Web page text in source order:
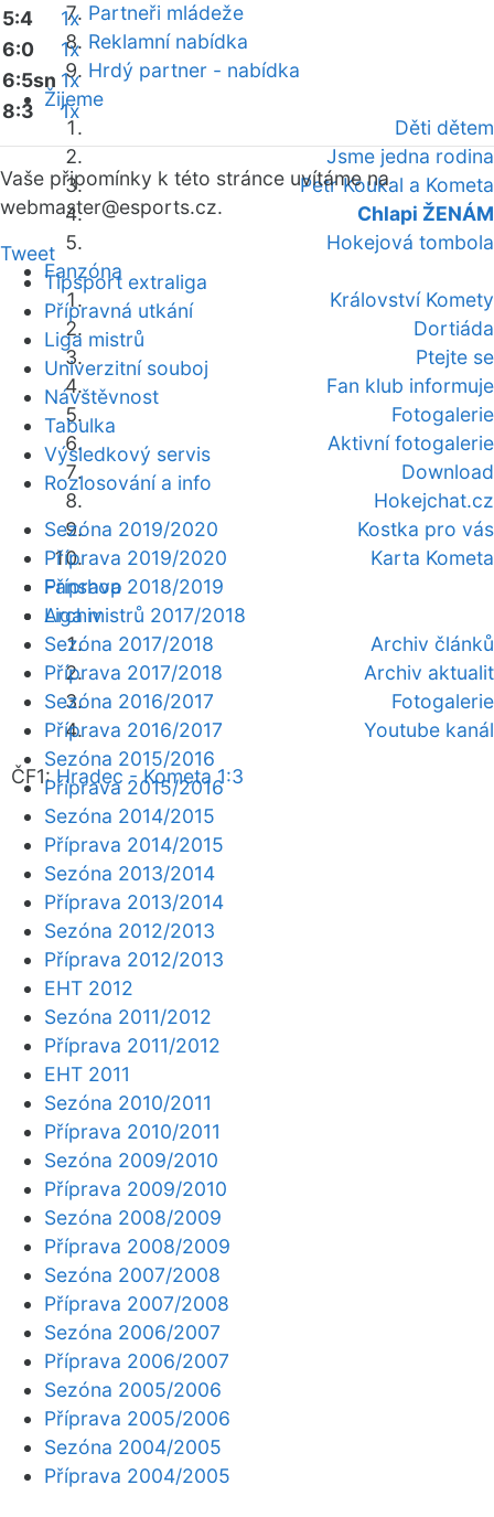
Partneři mládeže
Reklamní nabídka
Hrdý partner - nabídka
Žijeme
Děti dětem
Jsme jedna rodina
Petr Koukal a Kometa
Chlapi ŽENÁM
Hokejová tombola
Fanzóna
Království Komety
Dortiáda
Ptejte se
Fan klub informuje
Fotogalerie
Aktivní fotogalerie
Download
Hokejchat.cz
Kostka pro vás
Karta Kometa
Fanshop
Archiv
Archiv článků
Archiv aktualit
Fotogalerie
Youtube kanál
ČF1:Hradec - Kometa 1:3
5:4
1x
6:0
1x
6:5sn 1x
8:3
1x
Vaše připomínky k této stránce uvítáme na
webmaster@esports.cz.
Tweet
Tipsport extraliga
Přípravná utkání
Liga mistrů
Univerzitní souboj
Návštěvnost
Tabulka
Výsledkový servis
Rozlosování a info
Sezóna 2019/2020
Příprava 2019/2020
Příprava 2018/2019
Liga mistrů 2017/2018
Sezóna 2017/2018
Příprava 2017/2018
Sezóna 2016/2017
Příprava 2016/2017
Sezóna 2015/2016
Příprava 2015/2016
Sezóna 2014/2015
Příprava 2014/2015
Sezóna 2013/2014
Příprava 2013/2014
Sezóna 2012/2013
Příprava 2012/2013
EHT 2012
Sezóna 2011/2012
Příprava 2011/2012
EHT 2011
Sezóna 2010/2011
Příprava 2010/2011
Sezóna 2009/2010
Příprava 2009/2010
Sezóna 2008/2009
Příprava 2008/2009
Sezóna 2007/2008
Příprava 2007/2008
Sezóna 2006/2007
Příprava 2006/2007
Sezóna 2005/2006
Příprava 2005/2006
Sezóna 2004/2005
Příprava 2004/2005